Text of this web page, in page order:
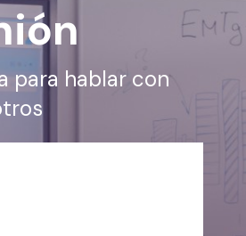
para hablar con